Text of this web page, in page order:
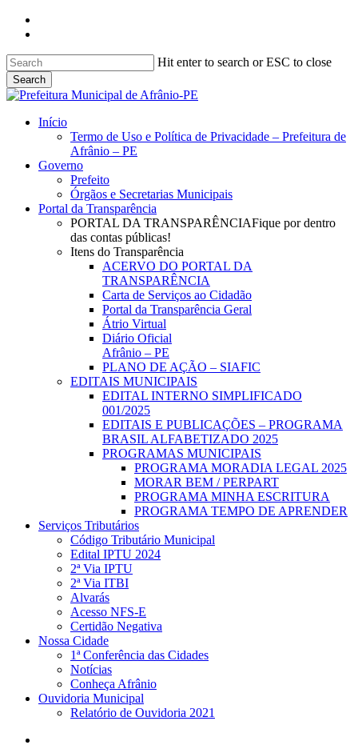
Skip
content
Hit enter to search or ESC to close
Search
Close
search
Menu
Início
Termo de Uso e Política de Privacidade – Prefeitura de
Afrânio – PE
Governo
Prefeito
Órgãos e Secretarias Municipais
Portal da Transparência
PORTAL DA TRANSPARÊNCIAFique por dentro
das contas públicas!
Itens do Transparência
ACERVO DO PORTAL DA
TRANSPARÊNCIA
Carta de Serviços ao Cidadão
Portal da Transparência Geral
Átrio Virtual
Diário Oficial
Afrânio – PE
PLANO DE AÇÃO – SIAFIC
EDITAIS MUNICIPAIS
EDITAL INTERNO SIMPLIFICADO
001/2025
EDITAIS E PUBLICAÇÕES – PROGRAMA
BRASIL ALFABETIZADO 2025
PROGRAMAS MUNICIPAIS
PROGRAMA MORADIA LEGAL 2025
MORAR BEM / PERPART
PROGRAMA MINHA ESCRITURA
PROGRAMA TEMPO DE APRENDER
Serviços Tributários
Código Tributário Municipal
Edital IPTU 2024
2ª Via IPTU
2ª Via ITBI
Alvarás
Acesso NFS-E
Certidão Negativa
Nossa Cidade
1ª Conferência das Cidades
Notícias
Conheça Afrânio
Ouvidoria Municipal
Relatório de Ouvidoria 2021